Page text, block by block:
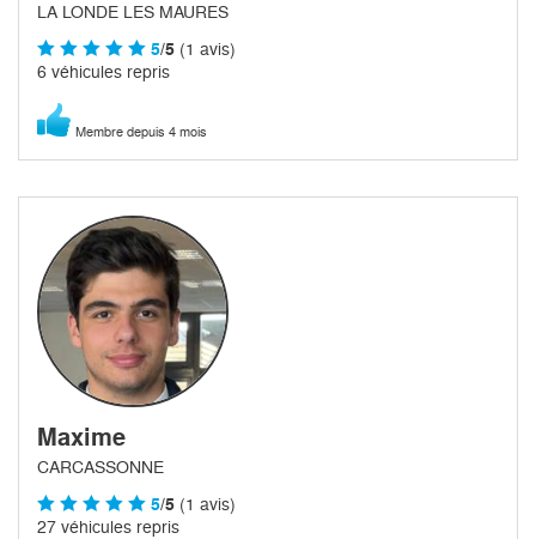
LA LONDE LES MAURES
5/5 (1 avis)
6 véhicules repris
Membre depuis 4 mois
Maxime
CARCASSONNE
5/5 (1 avis)
27 véhicules repris